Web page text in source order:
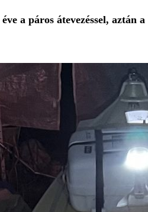
a páros átevezéssel, aztán